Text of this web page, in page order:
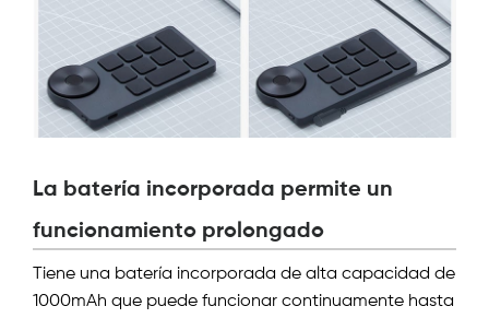
La batería incorporada permite un
funcionamiento prolongado
Tiene una batería incorporada de alta capacidad de
1000mAh que puede funcionar continuamente hasta